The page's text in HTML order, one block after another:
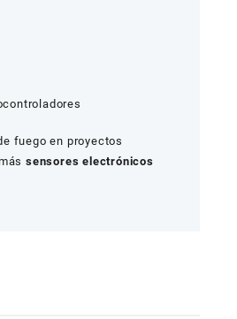
fuego en proyectos
sensores electrónicos